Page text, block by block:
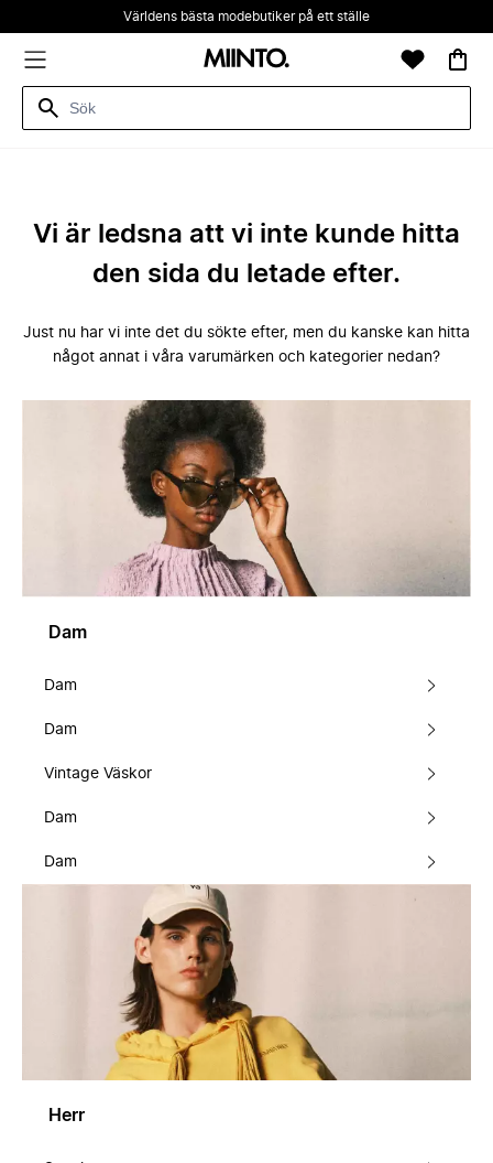
Världens bästa modebutiker på ett ställe
Vi är ledsna att vi inte kunde hitta
den sida du letade efter.
Just nu har vi inte det du sökte efter, men du kanske kan hitta
något annat i våra varumärken och kategorier nedan?
Dam
Dam
Dam
Vintage Väskor
Dam
Dam
Herr